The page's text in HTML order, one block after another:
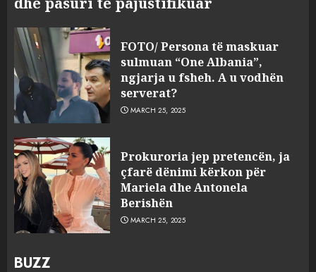
FOTO/ Persona të maskuar
sulmuan “One Albania”,
ngjarja u fsheh. A u vodhën
serverat?
MARCH 25, 2025
Prokuroria jep pretencën, ja
çfarë dënimi kërkon për
Mariela dhe Antonela
Berishën
MARCH 25, 2025
BUZZ